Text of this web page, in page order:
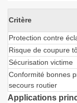
Critère
Protection contre
Risque de coupure
Sécurisation victime
Conformité bonnes
secours routier
Applications